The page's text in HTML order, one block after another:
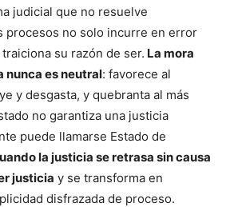
judicial que no resuelve
procesos no solo incurre en error
su razón de ser. La mora
nunca es neutral: favorece al
y desgasta, y quebranta al más
no garantiza una justicia
puede llamarse Estado de
la justicia se retrasa sin causa
justicia y se transforma en
disfrazada de proceso.